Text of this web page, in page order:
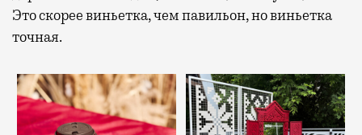
Это скорее виньетка, чем павильон, но виньетка
точная.